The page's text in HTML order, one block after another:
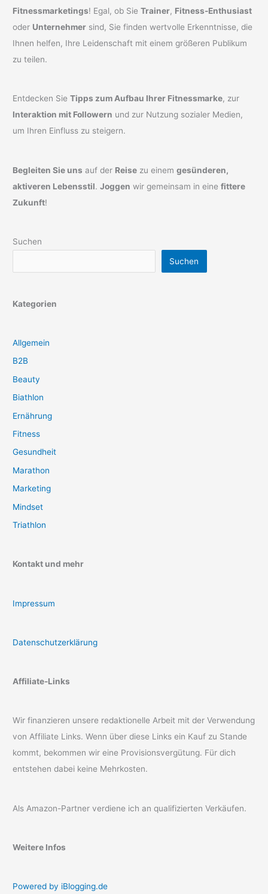
Fitnessmarketings! Egal, ob SieTrainer, Fitness-Enthusiast
oder Unternehmer sind, Sie finden wertvolle Erkenntnisse, die
Ihnen helfen, Ihre Leidenschaft mit einem größeren Publikum
zu teilen.
Entdecken SieTipps zum Aufbau Ihrer Fitnessmarke, zur
Interaktion mit Followern und zur Nutzung sozialer Medien,
um Ihren Einfluss zu steigern.
Begleiten Sie uns auf der Reise zu einemgesünderen,
aktiveren Lebensstil.Joggen wir gemeinsam in einefittere
Zukunft!
Suchen
Suchen
Kategorien
Allgemein
B2B
Beauty
Biathlon
Ernährung
Fitness
Gesundheit
Marathon
Marketing
Mindset
Triathlon
Kontakt und mehr
Impressum
Datenschutzerklärung
Affiliate-Links
Wir finanzieren unsere redaktionelle Arbeit mit der Verwendung
von Affiliate Links. Wenn über diese Links ein Kauf zu Stande
kommt, bekommen wir eine Provisionsvergütung. Für dich
entstehen dabei keine Mehrkosten.
Als Amazon-Partner verdiene ich an qualifizierten Verkäufen.
Weitere Infos
Powered by iBlogging.de